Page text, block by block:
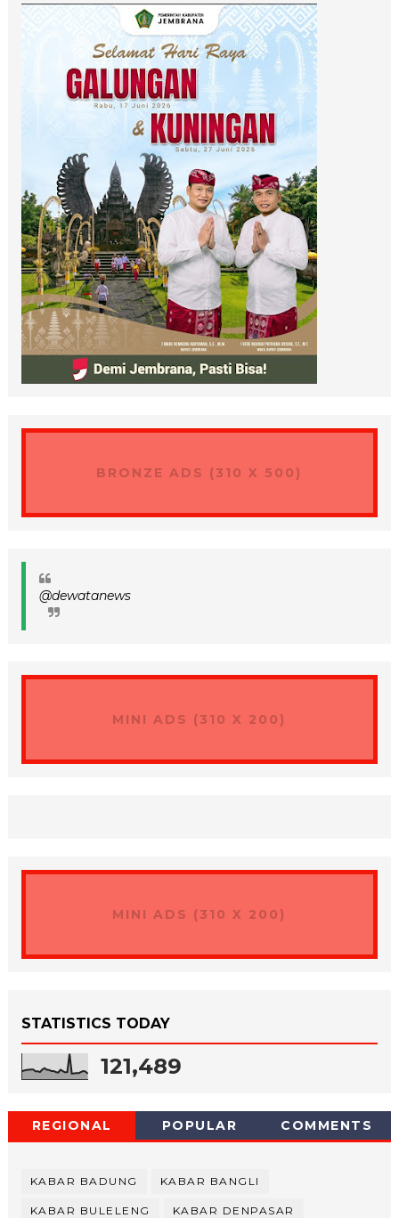
BRONZE ADS (310 X 500)
@dewatanews
MINI ADS (310 X 200)
MINI ADS (310 X 200)
STATISTICS TODAY
121,489
REGIONAL POPULAR COMMENTS
KABAR BADUNG KABAR BANGLI
KABAR BULELENG KABAR DENPASAR